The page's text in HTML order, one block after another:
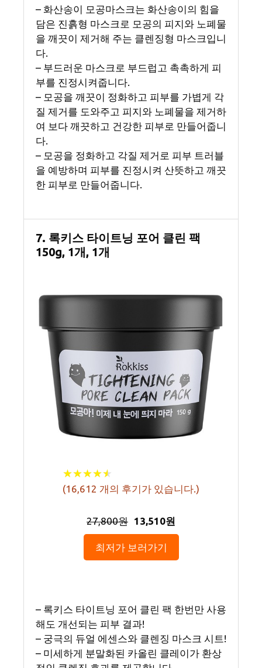
– 화산송이 모공마스크는 화산송이의 힘을
담은 진흙형 마스크로 모공의 피지와 노폐물
을 깨끗이 제거해 주는 클렌징형 마스크입니
다.
– 부드러운 마스크로 부드럽고 촉촉하게 피
부를 진정시켜줍니다.
– 모공을 깨끗이 정화하고 피부를 가볍게 각
질 제거를 도와주고 피지와 노폐물을 제거하
여 보다 깨끗하고 건강한 피부로 만들어줍니
다.
– 모공을 정화하고 각질 제거로 피부 트러블
을 예방하며 피부를 진정시켜 산뜻하고 깨끗
한 피부로 만들어줍니다.
7. 록키스 타이트닝 포어 클린 팩
150g, 1개, 1개
★★★★★
★★★★★
(16,612 개의 후기가 있습니다.)
27,800원 13,510원
최저가 보러가기
– 록키스 타이트닝 포어 클린 팩 한번만 사용
해도 개선되는 피부 결과!
– 궁극의 듀얼 에센스와 클렌징 마스크 시트!
– 미세하게 분말화된 카올린 클레이가 환상